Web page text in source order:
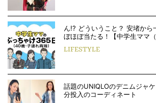
ん!? どういうこと？ 安堵から
ぼほぼ当たる！【中学生ママ
LIFESTYLE
話題のUNIQLOのデニムジャ
分投入のコーディネート